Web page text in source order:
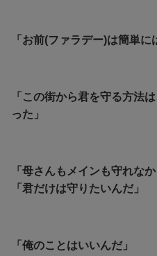
「お前(ファラデー)は簡単に
「この街から君を守る方法
った」
「母さんもメインも守れなか
「君だけは守りたいんだ」
「俺のことはいいんだ」